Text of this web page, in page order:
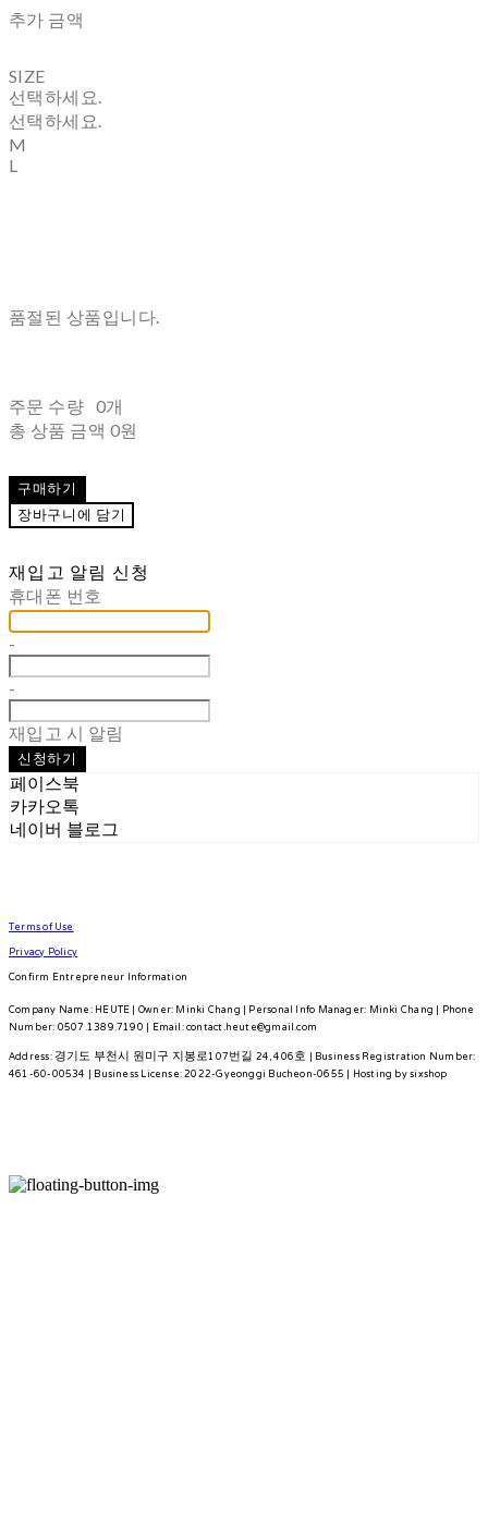
추가 금액
SIZE
선택하세요.
선택하세요.
M
L
품절된 상품입니다.
주문 수량 0개
총 상품 금액 0원
구매하기
장바구니에 담기
재입고 알림 신청
휴대폰 번호
-
-
재입고 시 알림
신청하기
페이스북
카카오톡
네이버 블로그
Terms of Use
Privacy Policy
Confirm Entrepreneur Information
Company Name: HEUTE | Owner: Minki Chang | Personal Info Manager: Minki Chang | Phone
Number: 0507.1389.7190 | Email: contact.heute@gmail.com
Address: 경기도 부천시 원미구 지봉로107번길 24, 406호 | Business Registration Number:
461-60-00534 | Business License:2022-Gyeonggi Bucheon-0655| Hosting by sixshop